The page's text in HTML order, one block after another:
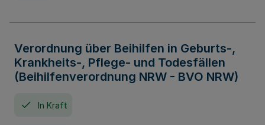
Verordnung über Beihilfen in Geburts-,
Krankheits-, Pflege- und Todesfällen
(Beihilfenverordnung NRW - BVO NRW)
In Kraft